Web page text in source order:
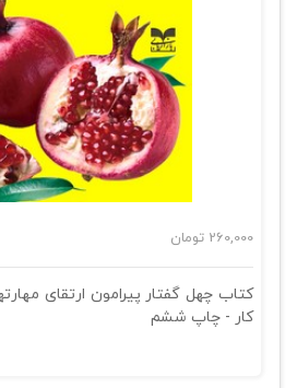
260,000 تومان
کتاب چهل گفتار پیرامون ارتقای
کار - چاپ ششم